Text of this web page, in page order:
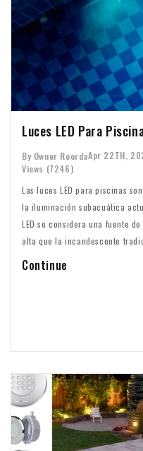
Luces LED Para
By Owner RoordaApr 22TH,
Views (7246)
Las luces LED para piscinas
la iluminación subacuática
LED se considera una fuente
alta que la incandescente
las luces LED para piscinas
Continue